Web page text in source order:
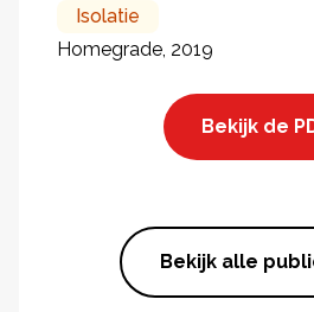
Isolatie
Homegrade, 2019
Bekijk de
Bekijk alle